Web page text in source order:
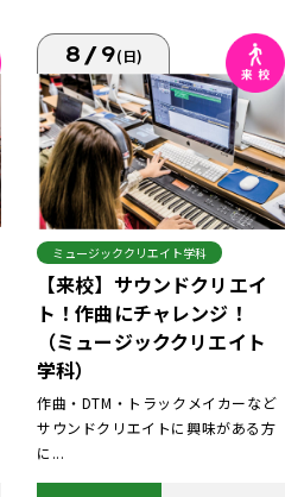
8/9(日)
ミュージッククリエイト学科
【来校】サウンドクリエイ
ト！作曲にチャレンジ！
（ミュージッククリエイト
学科）
作曲・DTM・トラックメイカーなど
サウンドクリエイトに興味がある方
に...